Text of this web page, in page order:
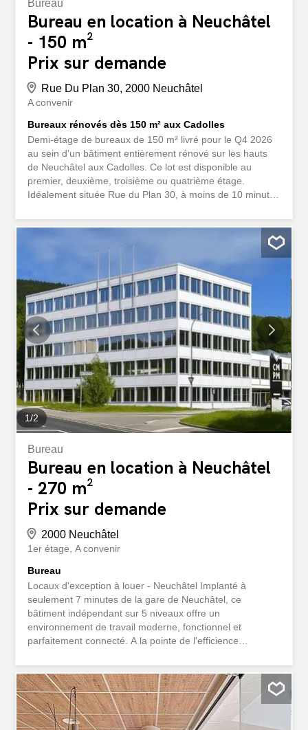
Bureau
Bureau en location à Neuchâtel
- 150 m²
Prix sur demande
Rue Du Plan 30, 2000 Neuchâtel
A convenir
Bureaux rénovés dès 150 m² aux Cadolles
Demi-étage de bureaux de 150 m² livré pour le Q4 2026
au sein d'un bâtiment entièrement rénové sur les hauts
de Neuchâtel aux Cadolles. Ce lot est disponible au
premier, deuxième, troisième ou quatrième étage.
Idéalement située Rue du Plan 30, à moins de 10 minutes
également facilement accessible en voiture (localisation
directe du centre commercial et médical des Cadolles
(Migros, pharmacie, Denner, DHL, +30 spécialistes de
santé). Les visuels 3D ne sont que des exemples
d'aménagements. Les surfaces seront livrées semi-
brutes, équipées uniquement de ventilo-convecteurs
réversibles (rafraîchissement l'été et chauffage l'hiver).
Néanmoins l'aménagement peut être fait sur mesure à la
demande du preneur, notamment concernant la division
de la surface. Le bâtiment en quelques points: 1600 m2
de surfaces total5 niveaux (RDC...
1/2
Bureau
Bureau en location à Neuchâtel
- 270 m²
Prix sur demande
2000 Neuchâtel
1er étage A convenir
Bureau
Locaux d'exception à louer - Neuchâtel Implanté à
seulement 7 minutes de la gare de Neuchâtel, ce
bâtiment indépendant sur 5 niveaux offre un
environnement de travail moderne, fonctionnel et
parfaitement connecté. A la pointe de l'efficience
offrant chauffage et refroidissement à haute efficacité.
Cette solution réduit la consommation d'énergie primaire
et les émissions de CO?. Combinée à une isolation
performante et à une gestion intelligente, ce concept clé
réduit les coûts et l'impact environnemental. Surface : 270